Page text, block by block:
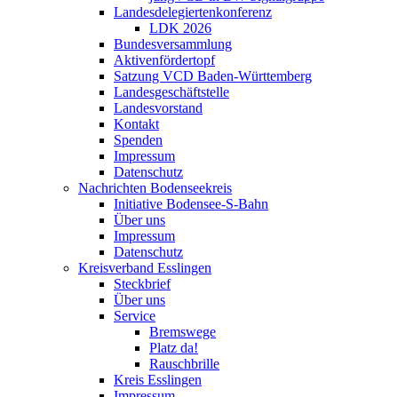
Landesdelegiertenkonferenz
LDK 2026
Bundesversammlung
Aktivenfördertopf
Satzung VCD Baden-Württemberg
Landesgeschäftstelle
Landesvorstand
Kontakt
Spenden
Impressum
Datenschutz
Nachrichten Bodenseekreis
Initiative Bodensee-S-Bahn
Über uns
Impressum
Datenschutz
Kreisverband Esslingen
Steckbrief
Über uns
Service
Bremswege
Platz da!
Rauschbrille
Kreis Esslingen